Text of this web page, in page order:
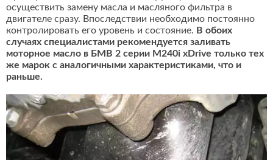
осуществить замену масла и масляного фильтра в
двигателе сразу. Впоследствии необходимо постоянно
контролировать его уровень и состояние. В обоих
случаях специалистами рекомендуется заливать
моторное масло в БМВ 2 серии M240i xDrive только тех
же марок с аналогичными характеристиками, что и
раньше.